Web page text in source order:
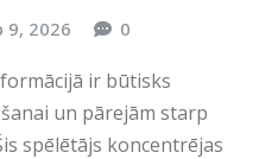
9, 2026 0
ir būtisks
un pārejām starp
spēlētājs koncentrējas